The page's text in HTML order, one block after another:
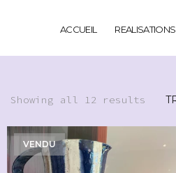
ACCUEIL REALISATIONS
Showing all 12 results
VENDU